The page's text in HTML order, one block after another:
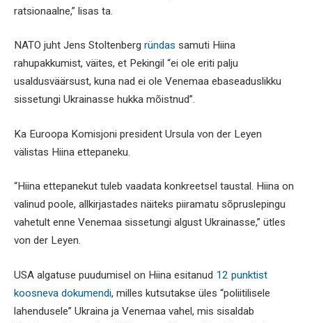
ratsionaalne,” lisas ta.
NATO juht Jens Stoltenberg ründas samuti Hiina
rahupakkumist, väites, et Pekingil “ei ole eriti palju
usaldusväärsust, kuna nad ei ole Venemaa ebaseaduslikku
sissetungi Ukrainasse hukka mõistnud”.
Ka Euroopa Komisjoni president Ursula von der Leyen
välistas Hiina ettepaneku.
“Hiina ettepanekut tuleb vaadata konkreetsel taustal. Hiina on
valinud poole, allkirjastades näiteks piiramatu sõpruslepingu
vahetult enne Venemaa sissetungi algust Ukrainasse,” ütles
von der Leyen.
USA algatuse puudumisel on Hiina esitanud 12 punktist
koosneva dokumendi, milles kutsutakse üles “poliitilisele
lahendusele” Ukraina ja Venemaa vahel, mis sisaldab